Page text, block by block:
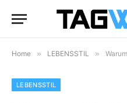
Home » LEBENSSTIL » Warum
LEBENSSTIL